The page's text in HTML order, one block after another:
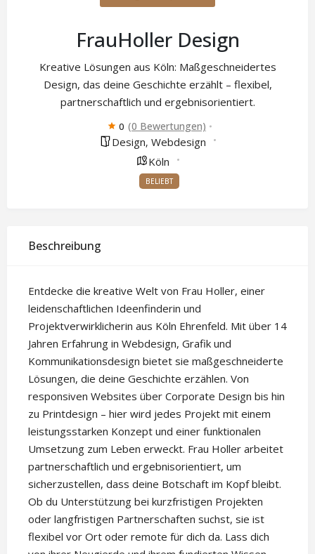
FrauHoller Design
Kreative Lösungen aus Köln: Maßgeschneidertes
Design, das deine Geschichte erzählt – flexibel,
partnerschaftlich und ergebnisorientiert.
0 (0 Bewertungen)
Design, Webdesign
Köln
BELIEBT
Beschreibung
Entdecke die kreative Welt von Frau Holler, einer
leidenschaftlichen Ideenfinderin und
Projektverwirklicherin aus Köln Ehrenfeld. Mit über 14
Jahren Erfahrung in Webdesign, Grafik und
Kommunikationsdesign bietet sie maßgeschneiderte
Lösungen, die deine Geschichte erzählen. Von
responsiven Websites über Corporate Design bis hin
zu Printdesign – hier wird jedes Projekt mit einem
leistungsstarken Konzept und einer funktionalen
Umsetzung zum Leben erweckt. Frau Holler arbeitet
partnerschaftlich und ergebnisorientiert, um
sicherzustellen, dass deine Botschaft im Kopf bleibt.
Ob du Unterstützung bei kurzfristigen Projekten
oder langfristigen Partnerschaften suchst, sie ist
flexibel vor Ort oder remote für dich da. Lass dich